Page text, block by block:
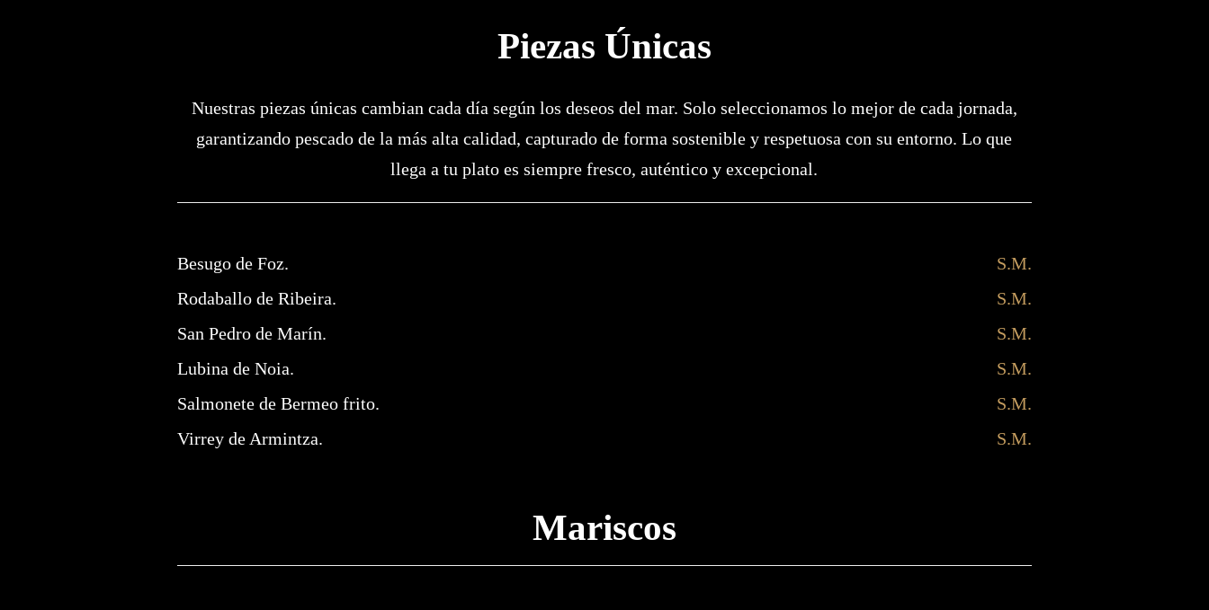
Piezas Únicas
Nuestras piezas únicas cambian cada día según los deseos del mar. Solo seleccionamos lo mejor de cada jornada,
garantizando pescado de la más alta calidad, capturado de forma sostenible y respetuosa con su entorno. Lo que
llega a tu plato es siempre fresco, auténtico y excepcional.
Besugo de Foz.
S.M.
Rodaballo de Ribeira.
S.M.
San Pedro de Marín.
S.M.
Lubina de Noia.
S.M.
Salmonete de Bermeo frito.
S.M.
Virrey de Armintza.
S.M.
Mariscos